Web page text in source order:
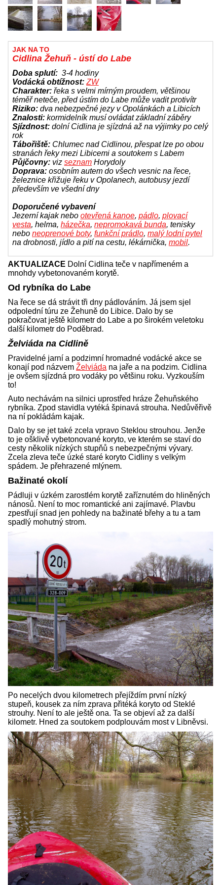
JAK NA TO
CidlinaŽehuň - ústí do Labe
Doba splutí: 3-4 hodiny
Vodácká obtížnost: ZW
Charakter: řeka s velmi mírným proudem, většinou
téměř neteče, před ústím do Labe může vadit protivítr
Riziko: dva nebezpečné jezy v Opolánkách a Libicích
Znalosti: kormidelník musí ovládat základní záběry
Sjízdnost: dolní Cidlina je sjízdná až na výjimky po celý
rok
Tábořiště: Chlumec nad Cidlinou, přespat lze po obou
stranách řeky mezi Libicemi a soutokem s Labem
Půjčovny: viz seznam Horydoly
Doprava: osobním autem do všech vesnic na řece,
železnice křižuje řeku v Opolanech, autobusy jezdí
především ve všední dny
Doporučené vybavení
Jezerní kajak nebo otevřená kanoe, pádlo, plovací
vesta, helma, házečka, nepromokavá bunda, tenisky
nebo neoprenové boty, funkční prádlo, malý lodní pytel
na drobnosti, jídlo a pití na cestu, lékárnička, mobil.
AKTUALIZACE Dolní Cidlina teče v napřímeném a
mnohdy vybetonovaném korytě.
Od rybníka do Labe
Na řece se dá strávit tři dny pádlováním. Já jsem sjel
odpolední túru ze Žehuně do Libice. Dalo by se
pokračovat ještě kilometr do Labe a po širokém veletoku
další kilometr do Poděbrad.
Želviáda na Cidlině
Pravidelné jarní a podzimní hromadné vodácké akce se
konají pod názvem Želviáda na jaře a na podzim. Cidlina
je ovšem sjízdná pro vodáky po většinu roku. Vyzkouším
to!
Auto nechávám na silnici uprostřed hráze Žehuňského
rybníka. Zpod stavidla vytéká špinavá strouha. Nedůvěřivě
na ní pokládám kajak.
Dalo by se jet také zcela vpravo Steklou strouhou. Jenže
to je ošklivě vybetonované koryto, ve kterém se staví do
cesty několik nízkých stupňů s nebezpečnými vývary.
Zcela zleva teče úzké staré koryto Cidliny s velkým
spádem. Je přehrazené mlýnem.
Bažinaté okolí
Pádluji v úzkém zarostlém korytě zaříznutém do hliněných
nánosů. Není to moc romantické ani zajímavé. Plavbu
zpestřují snad jen pohledy na bažinaté břehy a tu a tam
spadlý mohutný strom.
Po necelých dvou kilometrech přejíždím první nízký
stupeň, kousek za ním zprava přitéká koryto od Steklé
strouhy. Není to ale ještě ona. Ta se objeví až za další
kilometr. Hned za soutokem podplouvám most v Libněvsi.